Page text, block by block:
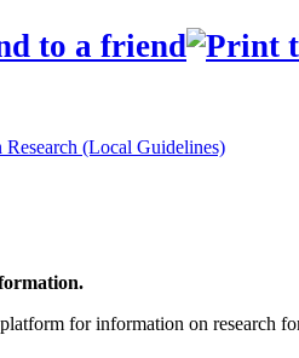
(Local Guidelines)
for information on research